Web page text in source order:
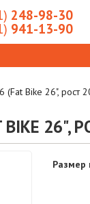
248-98-30
941-13-90
(Fat Bike 26", рост
BIKE
Размер